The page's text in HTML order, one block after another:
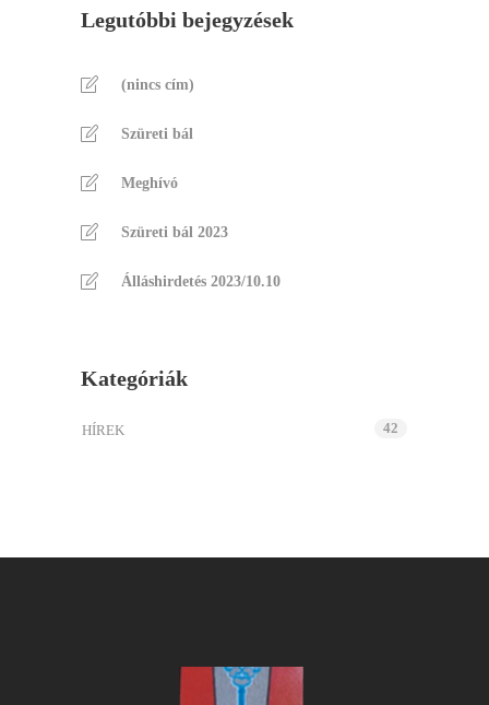
Legutóbbi bejegyzések
(nincs cím)
Szüreti bál
Meghívó
Szüreti bál 2023
Álláshirdetés 2023/10.10
Kategóriák
HÍREK 42